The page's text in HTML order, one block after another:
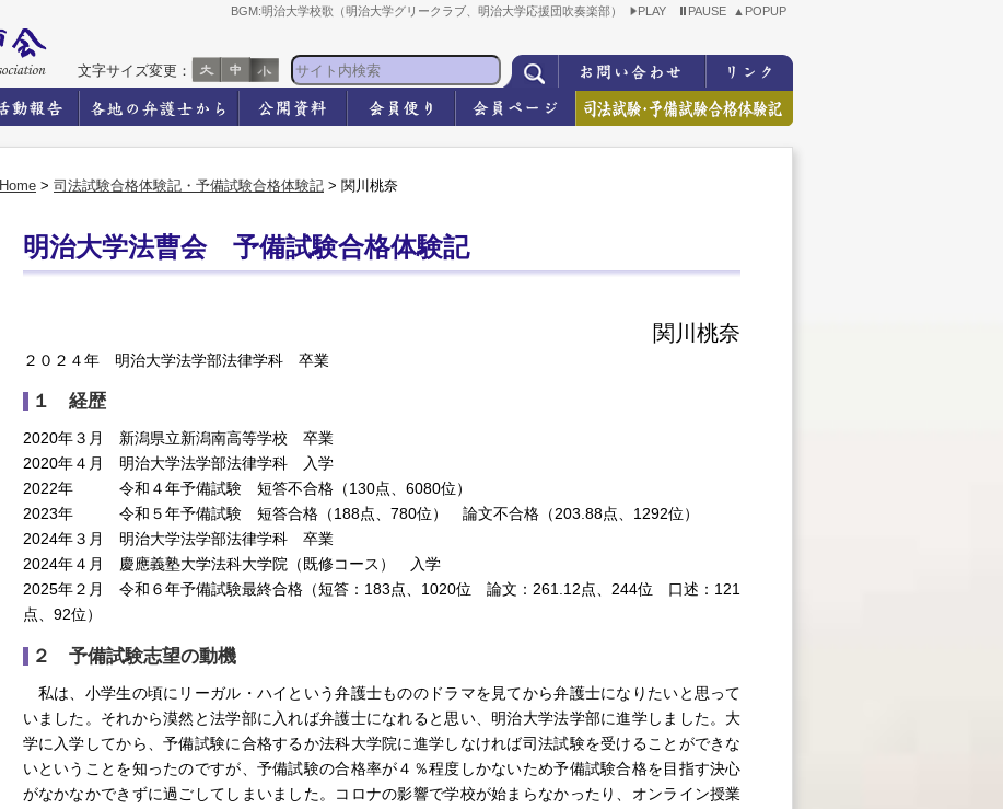
文字サイズ変更：
BGM:明治大学校歌（明治大学グリークラブ、明治大学応援団吹奏楽部） PLAY PAUSE ▲POPUP
Home > 司法試験合格体験記・予備試験合格体験記 > 関川桃奈
明治大学法曹会 予備試験合格体験記
関川桃奈
２０２４年 明治大学法学部法律学科 卒業
１ 経歴
2020年３月 新潟県立新潟南高等学校 卒業
2020年４月 明治大学法学部法律学科 入学
2022年 令和４年予備試験 短答不合格（130点、6080位）
2023年 令和５年予備試験 短答合格（188点、780位） 論文不合格（203.88点、1292位）
2024年３月 明治大学法学部法律学科 卒業
2024年４月 慶應義塾大学法科大学院（既修コース） 入学
2025年２月 令和６年予備試験最終合格（短答：183点、1020位 論文：261.12点、244位 口述：121
点、92位）
２ 予備試験志望の動機
私は、小学生の頃にリーガル・ハイという弁護士もののドラマを見てから弁護士になりたいと思って
いました。それから漠然と法学部に入れば弁護士になれると思い、明治大学法学部に進学しました。大
学に入学してから、予備試験に合格するか法科大学院に進学しなければ司法試験を受けることができな
いということを知ったのですが、予備試験の合格率が４％程度しかないため予備試験合格を目指す決心
がなかなかできずに過ごしてしまいました。コロナの影響で学校が始まらなかったり、オンライン授業